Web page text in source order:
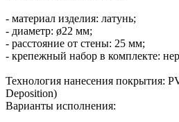
- материал изделия: латунь;
- диаметр: ø22 мм;
- расстояние от стены: 25 мм;
- крепежный набор в комплекте:
Технология нанесения покрытия:
Deposition)
Варианты исполнения: